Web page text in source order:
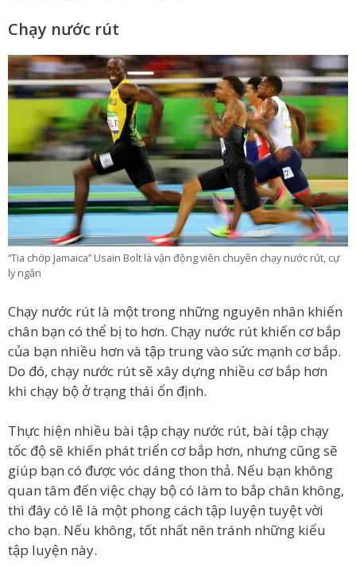
Chạy nước rút
“Tia chớp Jamaica” Usain Bolt là vận động viên chuyên chạy nước rút, cự
ly ngắn
Chạy nước rút là một trong những nguyên nhân khiến
chân bạn có thể bị to hơn. Chạy nước rút khiến cơ bắp
của bạn nhiều hơn và tập trung vào sức mạnh cơ bắp.
Do đó, chạy nước rút sẽ xây dựng nhiều cơ bắp hơn
khi chạy bộ ở trạng thái ổn định.
Thực hiện nhiều bài tập chạy nước rút, bài tập chạy
tốc độ sẽ khiến phát triển cơ bắp hơn, nhưng cũng sẽ
giúp bạn có được vóc dáng thon thả. Nếu bạn không
quan tâm đến việc chạy bộ có làm to bắp chân không,
thì đây có lẽ là một phong cách tập luyện tuyệt vời
cho bạn. Nếu không, tốt nhất nên tránh những kiểu
tập luyện này.